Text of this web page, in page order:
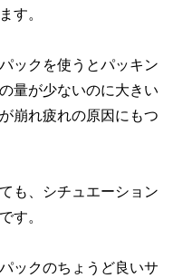
す。
ックを使うとパッキン
量が少ないのに大きい
崩れ疲れの原因にもつ
も、シチュエーション
す。
ックのちょうど良いサ